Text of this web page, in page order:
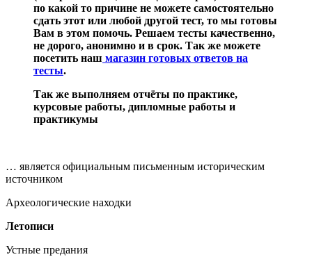
по какой то причине не можете самостоятельно
сдать этот или любой другой тест, то мы готовы
Вам в этом помочь. Решаем тесты качественно,
не дорого, анонимно и в срок. Так же можете
посетить наш магазин готовых ответов на
тесты.
Так же выполняем отчёты по практике,
курсовые работы, дипломные работы и
практикумы
… является официальным письменным историческим
источником
Археологические находки
Летописи
Устные предания